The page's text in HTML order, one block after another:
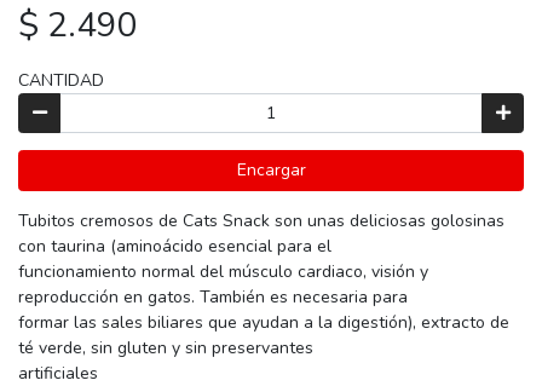
$ 2.490
CANTIDAD
Encargar
Tubitos cremosos de Cats Snack son unas deliciosas golosinas
con taurina (aminoácido esencial para el
funcionamiento normal del músculo cardiaco, visión y
reproducción en gatos. También es necesaria para
formar las sales biliares que ayudan a la digestión), extracto de
té verde, sin gluten y sin preservantes
artificiales